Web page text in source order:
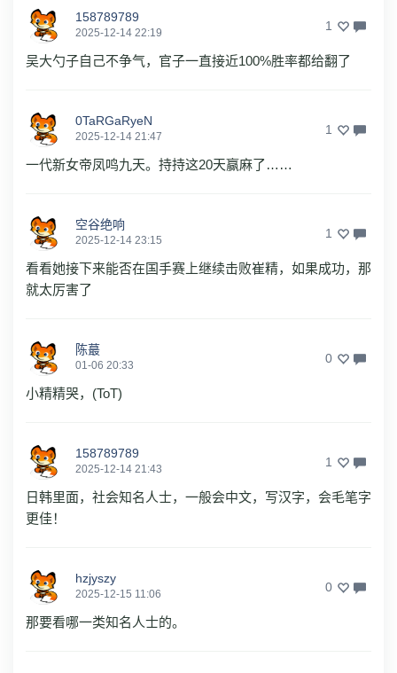
158789789
2025-12-14 22:19 1
吴大勺子自己不争气，官子一直接近100%胜率都给翻了
0TaRGaRyeN
2025-12-14 21:47 1
一代新女帝凤鸣九天。持持这20天赢麻了……
空谷绝响
2025-12-14 23:15 1
看看她接下来能否在国手赛上继续击败崔精，如果成功，那
就太厉害了
陈蕞
01-06 20:33 0
小精精哭，(ToT)
158789789
2025-12-14 21:43 1
日韩里面，社会知名人士，一般会中文，写汉字，会毛笔字
更佳！
hzjyszy
2025-12-15 11:06 0
那要看哪一类知名人士的。